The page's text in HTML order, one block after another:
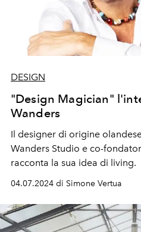
DESIGN
"Design Magician"
Wanders
Il designer di origine
Wanders Studio e co-
racconta la sua idea di living.
04.07.2024 di Simone Vertua